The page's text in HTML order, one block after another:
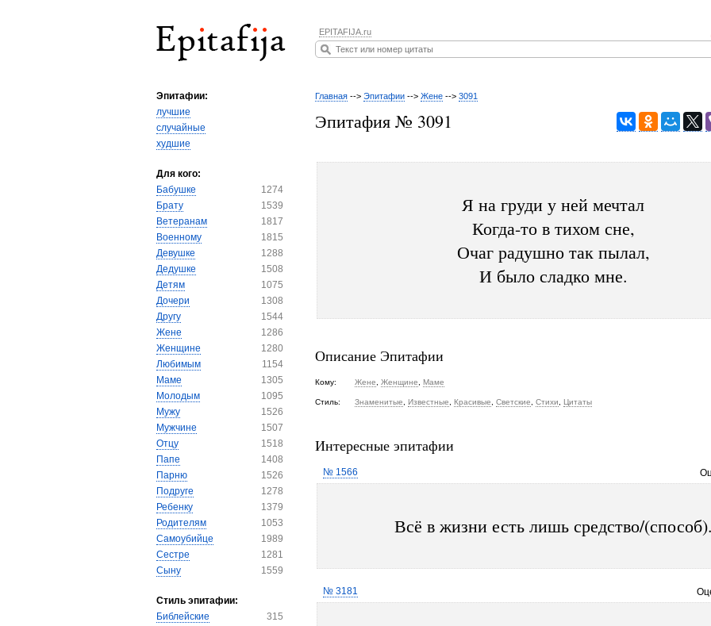
EPITAFIJA.ru
Эпитафии:
лучшие
случайные
худшие
Для кого:
Бабушке
1274
Брату
1539
Ветеранам
1817
Военному
1815
Девушке
1288
Дедушке
1508
Детям
1075
Дочери
1308
Другу
1544
Жене
1286
Женщине
1280
Любимым
1154
Маме
1305
Молодым
1095
Мужу
1526
Мужчине
1507
Отцу
1518
Папе
1408
Парню
1526
Подруге
1278
Ребенку
1379
Родителям
1053
Самоубийце
1989
Сестре
1281
Сыну
1559
Стиль эпитафии:
Библейские
315
Главная --> Эпитафии --> Жене --> 3091
Эпитафия № 3091
Я на груди у ней мечтал
Когда-то в тихом сне,
Очаг радушно так пылал,
И было сладко мне.
Описание Эпитафии
Кому: Жене Женщине Маме
Стиль: Знаменитые Известные Красивые Светские Стихи Цитаты
Интересные эпитафии
№ 1566
Всё в жизни есть лишь средство/(способ).
№ 3181